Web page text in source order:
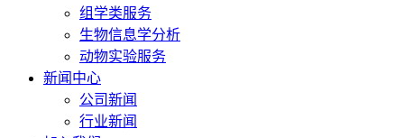
组学类服务
生物信息学分析
动物实验服务
新闻中心
公司新闻
行业新闻